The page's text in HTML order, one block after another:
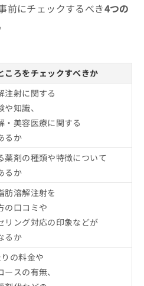
前にチェックするべき4つの
ころをチェックすべきか
注射に関する
知識、
・美容医療に関する
るか
薬剤の種類や特徴について
るか
肪溶解注射を
の口コミや
リング対応の印象などが
るか
の料金や
ースの有無、